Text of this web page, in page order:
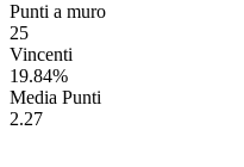
Punti a muro
25
Vincenti
19.84%
Media Punti
2.27